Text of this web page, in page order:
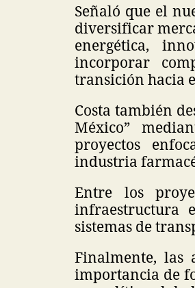
Señaló que el
diversificar
energética,
incorporar
transición hacia
Costa también
México”
proyectos
industria
Entre los
infraestructura
sistemas de
Finalmente, las
importancia de